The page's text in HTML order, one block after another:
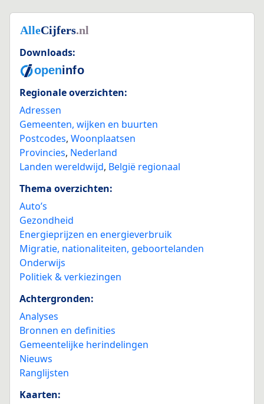
Downloads:
Regionale overzichten:
Adressen
Gemeenten, wijken en buurten
Postcodes, Woonplaatsen
Provincies, Nederland
Landen wereldwijd, België regionaal
Thema overzichten:
Auto’s
Gezondheid
Energieprijzen en energieverbruik
Migratie, nationaliteiten, geboortelanden
Onderwijs
Politiek & verkiezingen
Achtergronden:
Analyses
Bronnen en definities
Gemeentelijke herindelingen
Nieuws
Ranglijsten
Kaarten: